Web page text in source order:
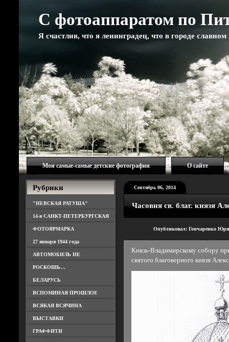
С фотоаппаратом по
Я счастлив, что я ленинградец, что в городе
Мои самые-самые детские фотографии О сайте
Рубрики
"НЕВСКАЯ РАТУША"
14-я САНКТ-ПЕТЕРБУРГСКАЯ
ФОТОЯРМАРКА
27 января 1944 года
АВТОМОБИЛЬ НЕ
РОСКОШЬ…
БЕЛАРУСЬ
ВСПОМИНАЯ ПРОШЛОЕ
ВСЯКАЯ ВСЯЧИНА
ВЫСТАВКИ
ГРАФФИТИ
Сентябрь 06, 2014
Часовня св. благ. князя
Опубликовал: Гончаренко
Князь-Владимирскому собору
святого благоверного князя